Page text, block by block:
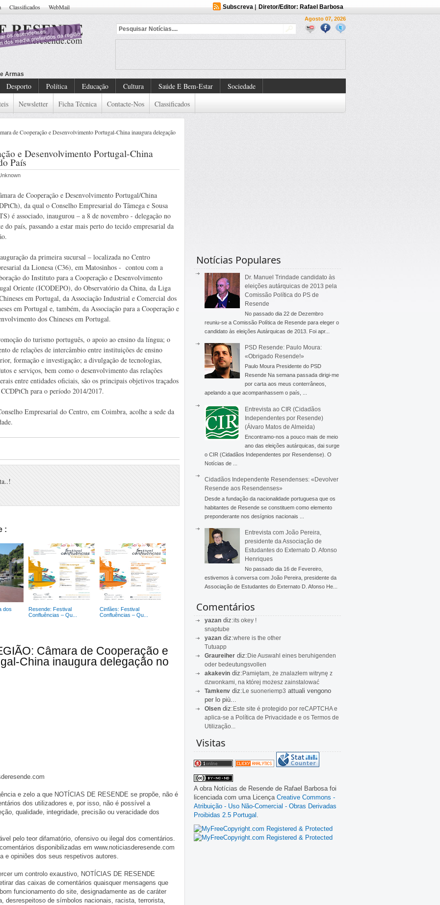
Classificados WebMail Subscreva| Diretor/Editor: Rafael Barbosa
Agosto 07, 2026
Desporto Política Educação Cultura Saúde E Bem-Estar
Sociedade
Newsletter Ficha Técnica Contacte-Nos Classificados
de Cooperação e Desenvolvimento Portugal-China inaugura delegação
e Desenvolvimento Portugal-China
País
de Cooperação e Desenvolvimento Portugal/China
da qual o Conselho Empresarial do Tâmega e Sousa
é associado, inaugurou – a 8 de novembro - delegação no
do país, passando a estar mais perto do tecido empresarial da
da primeira sucursal – localizada no Centro
da Lionesa (C36), em Matosinhos - contou com a
do Instituto para a Cooperação e Desenvolvimento
Oriente (ICODEPO), do Observatório da China, da Liga
em Portugal, da Associação Industrial e Comercial dos
em Portugal e, também, da Associação para a Cooperação e
dos Chineses em Portugal.
do turismo português, o apoio ao ensino da língua; o
de relações de intercâmbio entre instituições de ensino
formação e investigação; a divulgação de tecnologias,
e serviços, bem como o desenvolvimento das relações
entre entidades oficiais, são os principais objetivos traçados
para o período 2014/2017.
Empresarial do Centro, em Coimbra, acolhe a sede da
:
dos
Resende: Festival
Confluências – Qu...
Cinfães: Festival
Confluências – Qu...
Câmara de Cooperação e
China inaugura delegação no
e zelo a que NOTÍCIAS DE RESENDE se propõe, não é
dos utilizadores e, por isso, não é possível a
qualidade, integridade, precisão ou veracidade dos
pelo teor difamatório, ofensivo ou ilegal dos comentários.
disponibilizadas em www.noticiasderesende.com
e opiniões dos seus respetivos autores.
um controlo exaustivo, NOTÍCIAS DE RESENDE
das caixas de comentários quaisquer mensagens que
funcionamento do site, designadamente as de caráter
desrespeitoso de símbolos nacionais, racista, terrorista,
Notícias Populares
Dr. Manuel Trindade candidato às
eleições autárquicas de 2013 pela
Comissão Política do PS de
Resende
No passado dia 22 de Dezembro
reuniu-se a Comissão Política de Resende para eleger o
candidato às eleições Autárquicas de 2013. Foi apr...
PSD Resende: Paulo Moura:
«Obrigado Resende!»
Paulo Moura Presidente do PSD
Resende Na semana passada dirigi-me
por carta aos meus conterrâneos,
apelando a que acompanhassem o país, ...
Entrevista ao CIR (Cidadãos
Independentes por Resende)
(Álvaro Matos de Almeida)
Encontramo-nos a pouco mais de meio
ano das eleições autárquicas, dai surge
o CIR (Cidadãos Independentes por Resendense). O
Notícias de ...
Cidadãos Independente Resendenses: «Devolver
Resende aos Resendenses»
Desde a fundação da nacionalidade portuguesa que os
habitantes de Resende se constituem como elemento
preponderante nos desígnios nacionais ...
Entrevista com João Pereira,
presidente da Associação de
Estudantes do Externato D. Afonso
Henriques
No passado dia 16 de Fevereiro,
estivemos à conversa com João Pereira, presidente da
Associação de Estudantes do Externato D. Afonso He...
Comentários
yazan diz:its okey !
snaptube
yazan diz:where is the other
Tutuapp
Graureiher diz:Die Auswahl eines beruhigenden
oder bedeutungsvollen
akakevin diz:Pamiętam, że znalazłem witrynę z
dzwonkami, na której możesz zainstalować
Tamkenv diz:Le suoneriemp3 attuali vengono
per lo più...
Olsen diz:Este site é protegido por reCAPTCHA e
aplica-se a Política de Privacidade e os Termos de
Utilização...
Visitas
A obra Notícias de Resende de Rafael Barbosa foi
licenciada com uma Licença Creative Commons -
Atribuição - Uso Não-Comercial - Obras Derivadas
Proibidas 2.5 Portugal